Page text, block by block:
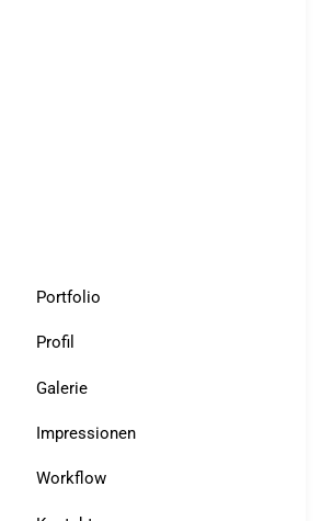
Portfolio
Profil
Galerie
Impressionen
Workflow